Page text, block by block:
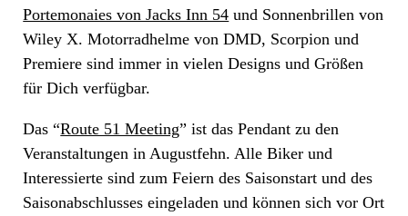
Portemonaies von Jacks Inn 54 und Sonnenbrillen von
Wiley X. Motorradhelme von DMD, Scorpion und
Premiere sind immer in vielen Designs und Größen
für Dich verfügbar.
Das “Route 51 Meeting” ist das Pendant zu den
Veranstaltungen in Augustfehn. Alle Biker und
Interessierte sind zum Feiern des Saisonstart und des
Saisonabschlusses eingeladen und können sich vor Ort